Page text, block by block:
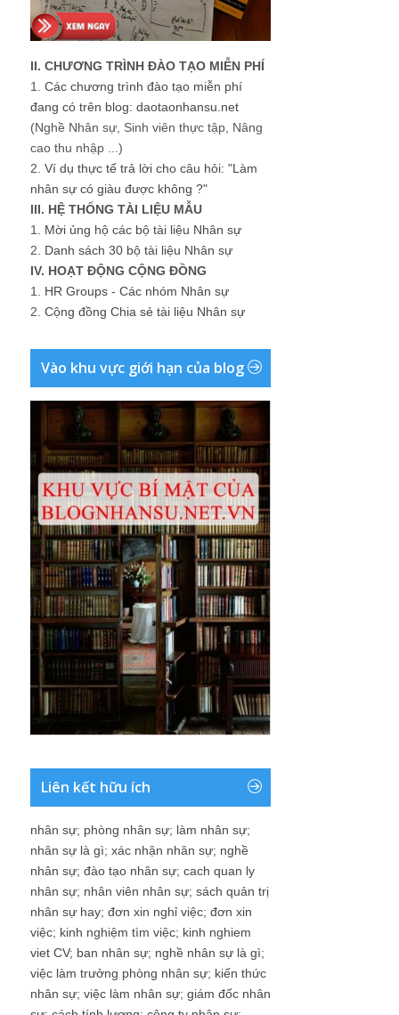
II. CHƯƠNG TRÌNH ĐÀO TẠO MIỄN PHÍ
1. Các chương trình đào tạo miễn phí
đang có trên blog: daotaonhansu.net
(Nghề Nhân sự, Sinh viên thực tập, Nâng
cao thu nhập ...)
2. Ví dụ thực tế trả lời cho câu hỏi: "Làm
nhân sự có giàu được không ?"
III. HỆ THỐNG TÀI LIỆU MẪU
1. Mời ủng hộ các bộ tài liệu Nhân sự
2. Danh sách 30 bộ tài liệu Nhân sự
IV. HOẠT ĐỘNG CỘNG ĐỒNG
1. HR Groups - Các nhóm Nhân sự
2. Cộng đồng Chia sẻ tài liệu Nhân sự
Vào khu vực giới hạn của blog
Liên kết hữu ích
nhân sự; phòng nhân sự; làm nhân sự;
nhân sự là gì; xác nhận nhân sự; nghề
nhân sự; đào tạo nhân sự; cach quan ly
nhân sự; nhân viên nhân sự; sách quản trị
nhân sự hay; đơn xin nghỉ việc; đơn xin
việc; kinh nghiệm tìm việc; kinh nghiem
viet CV; ban nhân sự; nghề nhân sự là gì;
việc làm trưởng phòng nhân sự; kiến thức
nhân sự; việc làm nhân sự; giám đốc nhân